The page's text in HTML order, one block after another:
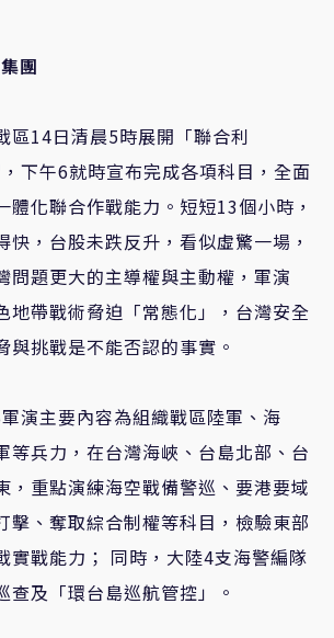
團
區14日清晨5時展開「聯合利
下午6就時宣布完成各項科目，全面
體化聯合作戰能力。短短13個小時，
快，台股未跌反升，看似虛驚一場，
問題更大的主導權與主動權，軍演
地帶戰術脅迫「常態化」，台灣安全
與挑戰是不能否認的事實。
演主要內容為組織戰區陸軍、海
等兵力，在台灣海峽、台島北部、台
，重點演練海空戰備警巡、要港要域
擊、奪取綜合制權等科目，檢驗東部
實戰能力； 同時，大陸4支海警編隊
查及「環台島巡航管控」。